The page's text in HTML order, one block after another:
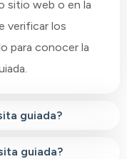
sitio web o en la
verificar los
para conocer la
guiada?
guiada?